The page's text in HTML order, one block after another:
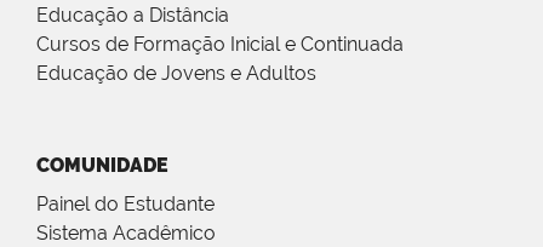
Educação a Distância
Cursos de Formação Inicial e Continuada
Educação de Jovens e Adultos
COMUNIDADE
Painel do Estudante
Sistema Acadêmico